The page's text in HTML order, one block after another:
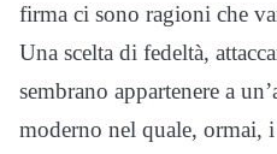
firma ci sono ragioni che
Una scelta di fedeltà,
sembrano appartenere a
moderno nel quale, ormai,